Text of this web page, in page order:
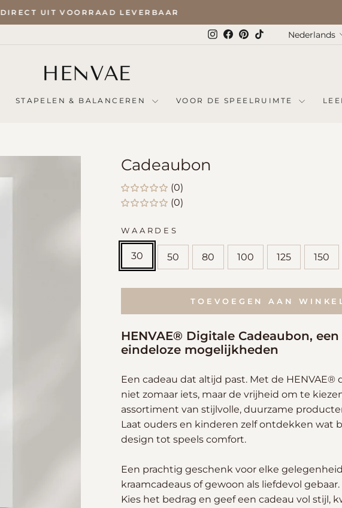
Pauze
DIRECT UIT VOORRAAD LEVERBAAR
Instagram
Facebook
Pinterest
TikTokTaal
Nederlands
STAPELEN & BALANCEREN VOOR DE SPEELRUIMTE
Cadeaubon
(0)
(0)
WAARDES
30 50 80 100 125 150
TOEVOEGEN AAN
HENVAE® Digitale Cadeaubon,
eindeloze mogelijkheden
Een cadeau dat altijd past. Met de HENVAE®
niet zomaar iets, maar de vrijheid om te
assortiment van stijlvolle, duurzame
Laat ouders en kinderen zelf ontdekken wat
design tot speels comfort.
Een prachtig geschenk voor elke
kraamcadeaus of gewoon als liefdevol gebaar.
Kies het bedrag en geef een cadeau vol stijl,